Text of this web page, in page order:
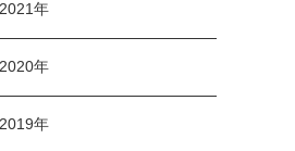
2021年
2020年
2019年